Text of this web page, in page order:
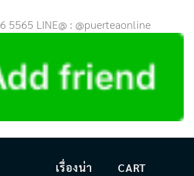
5565 LINE@ : @puerteaonline
เรื่องน่า
CART